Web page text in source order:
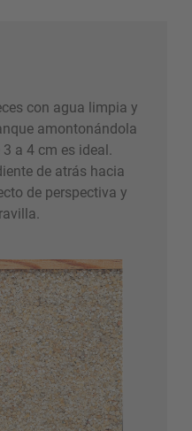
con agua limpia y
amontonándola
a 4 cm es ideal.
de atrás hacia
de perspectiva y